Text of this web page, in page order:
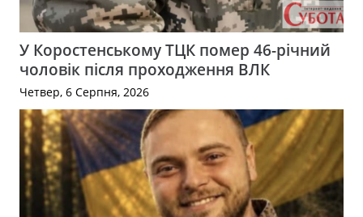
У Коростенському ТЦК помер 46-річний
чоловік після проходження ВЛК
Четвер, 6 Серпня, 2026